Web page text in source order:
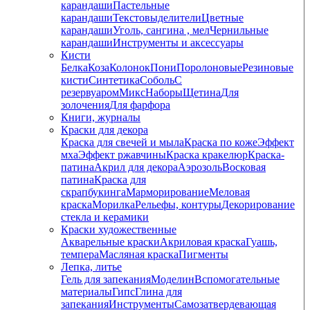
карандашиПастельные
карандашиТекстовыделителиЦветные
карандашиУголь, сангина , мелЧернильные
карандашиИнструменты и аксессуары
Кисти
БелкаКозаКолонокПониПоролоновыеРезиновые
кистиСинтетикаСобольС
резервуаромМиксНаборыЩетинаДля
золоченияДля фарфора
Книги, журналы
Краски для декора
Краска для свечей и мылаКраска по кожеЭффект
мхаЭффект ржавчиныКраска кракелюрКраска-
патинаАкрил для декораАэрозольВосковая
патинаКраска для
скрапбукингаМарморированиеМеловая
краскаМорилкаРельефы, контурыДекорирование
стекла и керамики
Краски художественные
Акварельные краскиАкриловая краскаГуашь,
темпераМасляная краскаПигменты
Лепка, литье
Гель для запеканияМоделинВспомогательные
материалыГипсГлина для
запеканияИнструментыСамозатвердевающая